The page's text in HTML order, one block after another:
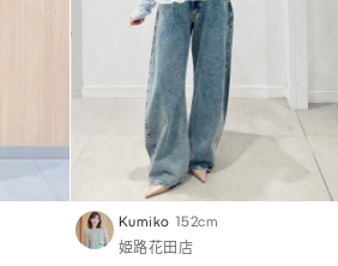
Kumiko 152cm
姫路花田店